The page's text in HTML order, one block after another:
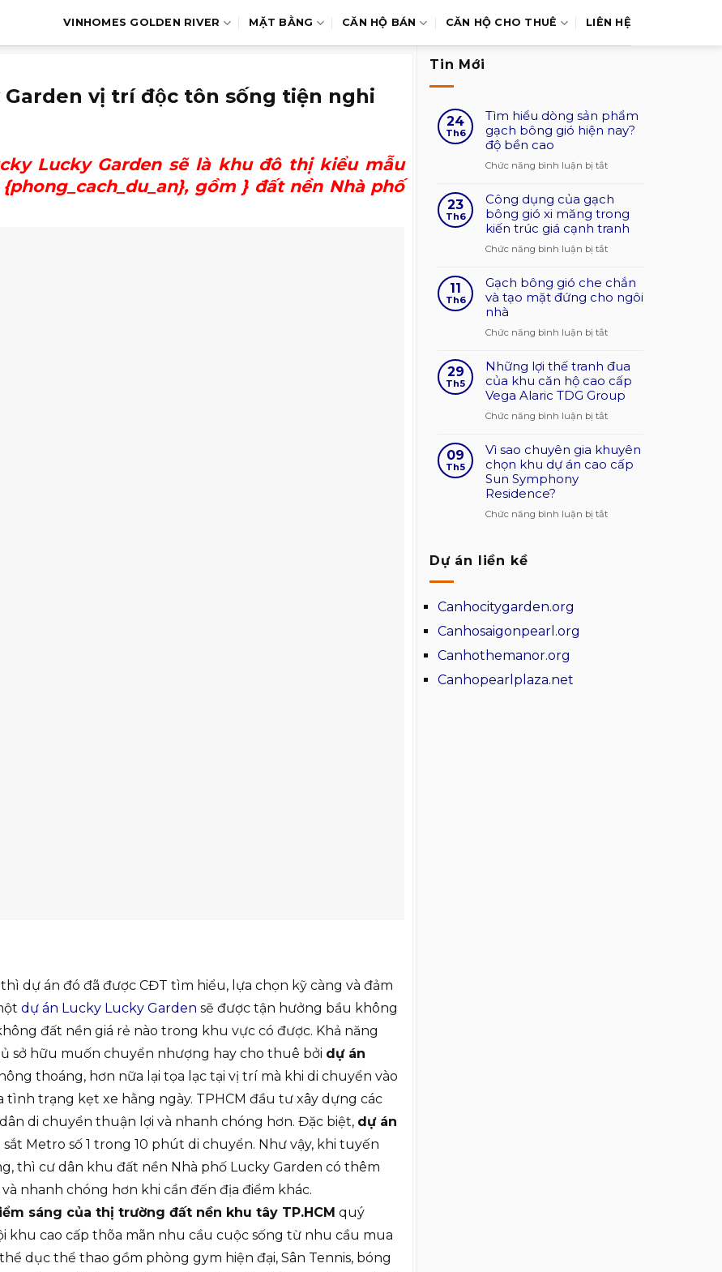
VINHOMES GOLDEN RIVER MẶT BẰNG CĂN HỘ BÁN CĂN HỘ CHO THUÊ LIÊN HỆ
vị trí độc tôn sống tiện nghi
Lucky Gardensẽ là khu đô thị kiểu mẫu
gồm } đất nền Nhà phố
dự án đó đã được CĐT tìm hiểu, lựa chọn kỹ càng và đảm
dự án Lucky Lucky Garden sẽ được tận hưởng bầu không
đất nền giá rẻ nào trong khu vực có được. Khả năng
sở hữu muốn chuyển nhượng hay cho thuê bởi dự án
thoáng, hơn nữa lại tọa lạc tại vị trí mà khi di chuyển vào
trạng kẹt xe hằng ngày. TPHCM đầu tư xây dựng các
di chuyển thuận lợi và nhanh chóng hơn. Đặc biệt, dự án
Metro số 1 trong 10 phút di chuyển. Như vậy, khi tuyến
thì cư dân khu đất nền Nhà phố Lucky Garden có thêm
nhanh chóng hơn khi cần đến địa điểm khác.
sáng của thị trường đất nền khu tây TP.HCM quý
khu cao cấp thõa mãn nhu cầu cuộc sống từ nhu cầu mua
dục thể thao gồm phòng gym hiện đại, Sân Tennis, bóng
Tin Mới
24
Th6
Tìm hiểu dòng sản phẩm
gạch bông gió hiện nay?
độ bền cao
Chức năng bình luận bị tắtở
hiểu
dòng
sản
phẩm
bông
gió
cao
23
Th6
Công dụng của gạch
bông gió xi măng trong
kiến trúc giá cạnh tranh
Chức năng bình luận bị tắtở
dụng
của
bông
xi
măng
trong
cạnh
tranh
11
Th6
Gạch bông gió che chắn
và tạo mặt đứng cho ngôi
nhà
Chức năng bình luận bị tắtở
bông
gió
che
chắn
mặt
29
Th5
Những lợi thế tranh đua
của khu căn hộ cao cấp
Vega Alaric TDG Group
Chức năng bình luận bị tắtở
lợi
thế
của
09
Th5
Vì sao chuyên gia khuyên
chọn khu dự án cao cấp
Sun Symphony
Residence?
Chức năng bình luận bị tắtở
Dự án liền kề
Canhocitygarden.org
Canhosaigonpearl.org
Canhothemanor.org
Canhopearlplaza.net